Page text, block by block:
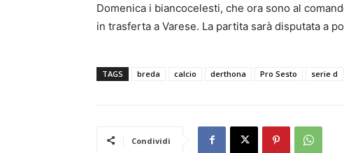
Domenica i biancocelesti, che ora sono al
in trasferta a Varese. La partita sarà disputata a
TAGS breda calcio derthona Pro Sesto serie d
Condividi